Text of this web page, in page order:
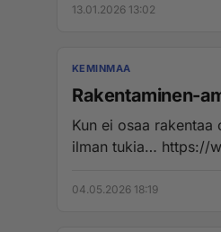
13.01.2026 13:02
KEMINMAA
Rakentaminen-
Kun ei osaa
ilman
04.05.2026 18:19